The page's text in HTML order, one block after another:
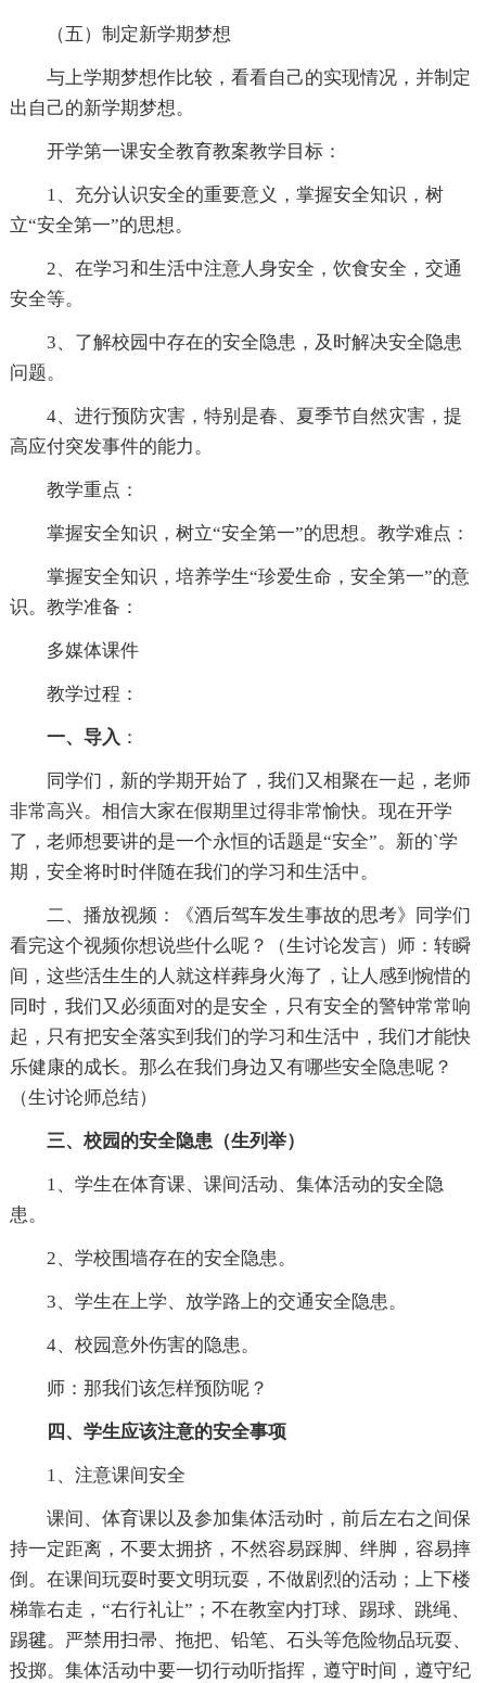
（五）制定新学期梦想
与上学期梦想作比较，看看自己的实现情况，并制定
出自己的新学期梦想。
开学第一课安全教育教案教学目标：
1、充分认识安全的重要意义，掌握安全知识，树
立“安全第一”的思想。
2、在学习和生活中注意人身安全，饮食安全，交通
安全等。
3、了解校园中存在的安全隐患，及时解决安全隐患
问题。
4、进行预防灾害，特别是春、夏季节自然灾害，提
高应付突发事件的能力。
教学重点：
掌握安全知识，树立“安全第一”的思想。教学难点：
掌握安全知识，培养学生“珍爱生命，安全第一”的意
识。教学准备：
多媒体课件
教学过程：
一、导入 ：
同学们，新的学期开始了，我们又相聚在一起，老师
非常高兴。相信大家在假期里过得非常愉快。现在开学
了，老师想要讲的是一个永恒的话题是“安全”。新的`学
期，安全将时时伴随在我们的学习和生活中。
二、播放视频：《酒后驾车发生事故的思考》同学们
看完这个视频你想说些什么呢？（生讨论发言）师：转瞬
间，这些活生生的人就这样葬身火海了，让人感到惋惜的
同时，我们又必须面对的是安全，只有安全的警钟常常响
起，只有把安全落实到我们的学习和生活中，我们才能快
乐健康的成长。那么在我们身边又有哪些安全隐患呢？
（生讨论师总结）
三、校园的安全隐患（生列举）
1、学生在体育课、课间活动、集体活动的安全隐
患。
2、学校围墙存在的安全隐患。
3、学生在上学、放学路上的交通安全隐患。
4、校园意外伤害的隐患。
师：那我们该怎样预防呢？
四、学生应该注意的安全事项
1、注意课间安全
课间、体育课以及参加集体活动时，前后左右之间保
持一定距离，不要太拥挤，不然容易踩脚、绊脚，容易摔
倒。在课间玩耍时要文明玩耍，不做剧烈的活动；上下楼
梯靠右走，“右行礼让”；不在教室内打球、踢球、跳绳、
踢毽。严禁用扫帚、拖把、铅笔、石头等危险物品玩耍、
投掷。集体活动中要一切行动听指挥，遵守时间，遵守纪